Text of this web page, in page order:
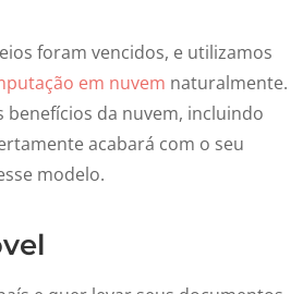
foram vencidos, e utilizamos
em nuvem naturalmente.
benefícios da nuvem, incluindo
acabará com o seu
modelo.